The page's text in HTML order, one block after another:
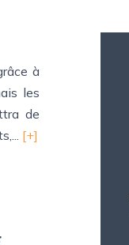
à
les
de
[+]